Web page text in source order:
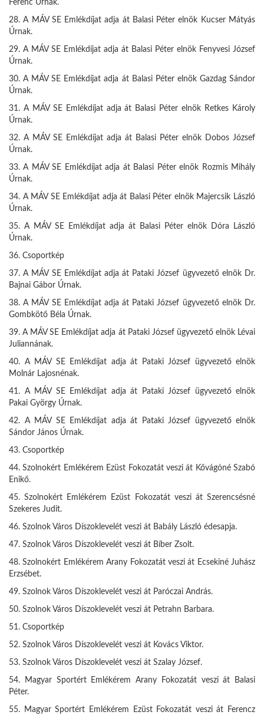
Ferenc Úrnak.
28. A MÁV SE Emlékdíjat adja át Balasi Péter elnök Kucser Mátyás
Úrnak.
29. A MÁV SE Emlékdíjat adja át Balasi Péter elnök Fenyvesi József
Úrnak.
30. A MÁV SE Emlékdíjat adja át Balasi Péter elnök Gazdag Sándor
Úrnak.
31. A MÁV SE Emlékdíjat adja át Balasi Péter elnök Retkes Károly
Úrnak.
32. A MÁV SE Emlékdíjat adja át Balasi Péter elnök Dobos József
Úrnak.
33. A MÁV SE Emlékdíjat adja át Balasi Péter elnök Rozmis Mihály
Úrnak.
34. A MÁV SE Emlékdíjat adja át Balasi Péter elnök Majercsik László
Úrnak.
35. A MÁV SE Emlékdíjat adja át Balasi Péter elnök Dóra László
Úrnak.
36. Csoportkép
37. A MÁV SE Emlékdíjat adja át Pataki József ügyvezető elnök Dr.
Bajnai Gábor Úrnak.
38. A MÁV SE Emlékdíjat adja át Pataki József ügyvezető elnök Dr.
Gombkötő Béla Úrnak.
39. A MÁV SE Emlékdíjat adja át Pataki József ügyvezető elnök Lévai
Juliannának.
40. A MÁV SE Emlékdíjat adja át Pataki József ügyvezető elnök
Molnár Lajosnénak.
41. A MÁV SE Emlékdíjat adja át Pataki József ügyvezető elnök
Pakai György Úrnak.
42. A MÁV SE Emlékdíjat adja át Pataki József ügyvezető elnök
Sándor János Úrnak.
43. Csoportkép
44. Szolnokért Emlékérem Ezüst Fokozatát veszi át Kővágóné Szabó
Enikő.
45. Szolnokért Emlékérem Ezüst Fokozatát veszi át Szerencsésné
Szekeres Judit.
46. Szolnok Város Díszoklevelét veszi át Babály László édesapja.
47. Szolnok Város Díszoklevelét veszi át Bíber Zsolt.
48. Szolnokért Emlékérem Arany Fokozatát veszi át Ecsekiné Juhász
Erzsébet.
49. Szolnok Város Díszoklevelét veszi át Paróczai András.
50. Szolnok Város Díszoklevelét veszi át Petrahn Barbara.
51. Csoportkép
52. Szolnok Város Díszoklevelét veszi át Kovács Viktor.
53. Szolnok Város Díszoklevelét veszi át Szalay József.
54. Magyar Sportért Emlékérem Arany Fokozatát veszi át Balasi
Péter.
55. Magyar Sportért Emlékérem Ezüst Fokozatát veszi át Ferencz